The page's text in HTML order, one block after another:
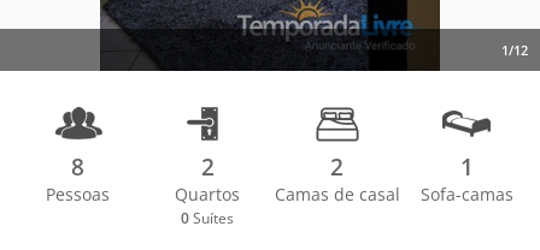
1/12
8
Pessoas
2
Quartos
0 Suítes
2
Camas de casal
1
Sofa-camas